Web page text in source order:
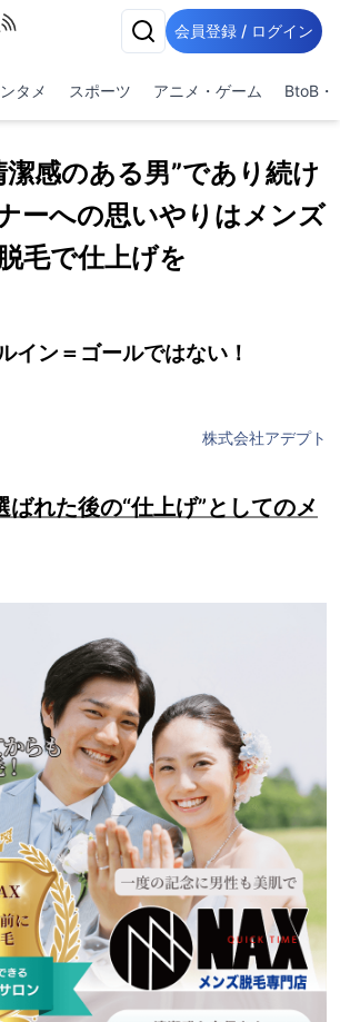
会員登録 / ログイン
タメ スポーツ アニメ・ゲーム BtoB・
潔感のある男”であり続け
ーへの思いやりはメンズ
毛で仕上げを
イン＝ゴールではない！
株式会社アデプト
ばれた後の“仕上げ”としてのメ